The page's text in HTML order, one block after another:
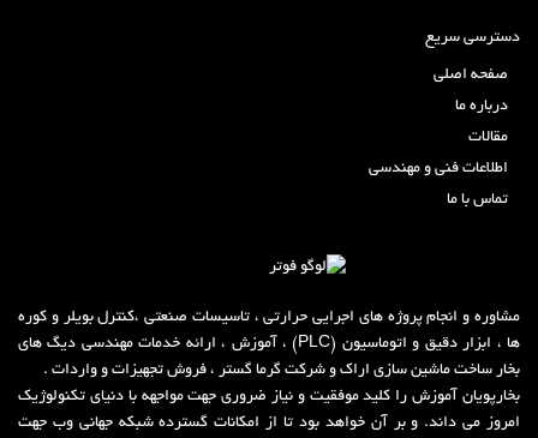
دسترسی سریع
صفحه اصلی
درباره ما
مقالات
اطلاعات فنی و مهندسی
تماس با ما
مشاوره و انجام پروژه های اجرایی حرارتی ، تاسیسات صنعتی ،کنترل بویلر و کوره
ها ، ابزار دقیق و اتوماسیون (PLC) ، آموزش ، ارائه خدمات مهندسی دیگ های
بخار ساخت ماشین سازی اراک و شرکت گر ما گستر ، فروش تجهیزات و واردات .
بخارپویان آموزش را کلید موفقیت و نیاز ضروری جهت مواجهه با دنیای تکنولوژیک
امروز می داند. و بر آن خواهد بود تا از امکانات گسترده شبکه جهانی وب جهت